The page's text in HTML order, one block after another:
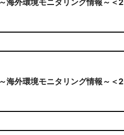
外環境モニタリング情報～＜
外環境モニタリング情報～＜